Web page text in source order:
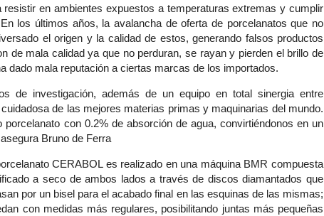
en ambientes expuestos a temperaturas extremas y cumplir
los últimos años, la avalancha de oferta de porcelanatos que no
el origen y la calidad de estos, generando falsos productos
de mala calidad ya que no perduran, se rayan y pierden el brillo de
dado mala reputación a ciertas marcas de los importados.
de investigación, además de un equipo en total sinergia entre
de las mejores materias primas y maquinarias del mundo.
con 0.2% de absorción de agua, convirtiéndonos en un
Bruno de Ferra
CERABOL es realizado en una máquina BMR compuesta
a seco de ambos lados a través de discos diamantados que
por un bisel para el acabado final en las esquinas de las mismas;
con medidas más regulares, posibilitando juntas más pequeñas